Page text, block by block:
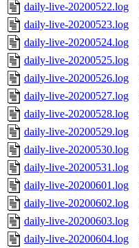
daily-live-20200522.log
daily-live-20200523.log
daily-live-20200524.log
daily-live-20200525.log
daily-live-20200526.log
daily-live-20200527.log
daily-live-20200528.log
daily-live-20200529.log
daily-live-20200530.log
daily-live-20200531.log
daily-live-20200601.log
daily-live-20200602.log
daily-live-20200603.log
daily-live-20200604.log